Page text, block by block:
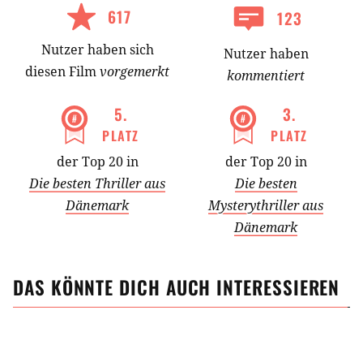
617
Nutzerhabensich
diesen Filmvorgemerkt
123
Nutzer haben
kommentiert
5.
PLATZ
der Top 20 in
Die besten Thriller aus
Dänemark
3.
PLATZ
der Top 20 in
Die besten
Mysterythriller aus
Dänemark
DAS KÖNNTE DICH AUCH INTERESSIEREN